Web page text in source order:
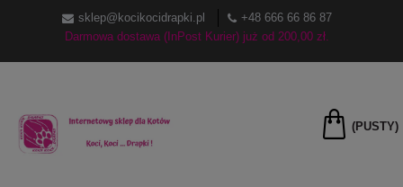
sklep@kocikocidrapki.pl
+48 666 66 86 87
Darmowa dostawa (InPost Kurier) już od 200,00 zł.
(PUSTY)